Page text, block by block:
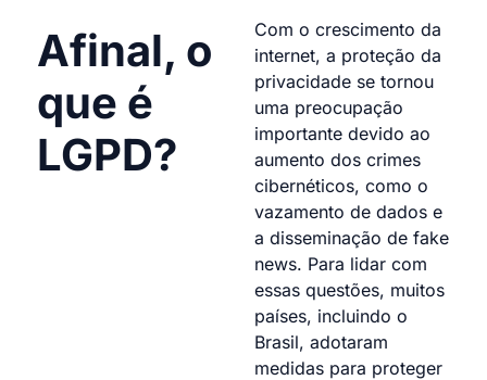
Afinal, o
que é
LGPD?
Com o crescimento da
internet, a proteção da
privacidade se tornou
uma preocupação
importante devido ao
aumento dos crimes
cibernéticos, como o
vazamento de dados e
a disseminação de fake
news. Para lidar com
essas questões, muitos
países, incluindo o
Brasil, adotaram
medidas para proteger